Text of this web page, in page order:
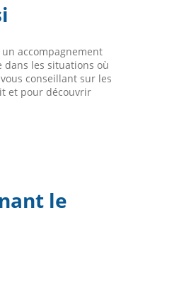
accompagnement
les situations où
conseillant sur les
et pour découvrir
le